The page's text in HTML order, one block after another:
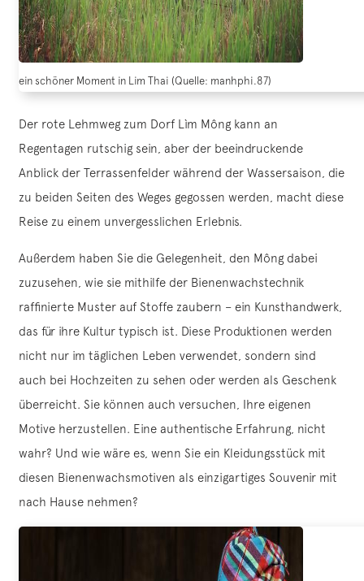
ein schöner Moment in Lim Thai (Quelle: manhphi.87)
Der rote Lehmweg zum Dorf Lìm Mông kann an
Regentagen rutschig sein, aber der beeindruckende
Anblick der Terrassenfelder während der Wassersaison, die
zu beiden Seiten des Weges gegossen werden, macht diese
Reise zu einem unvergesslichen Erlebnis.
Außerdem haben Sie die Gelegenheit, den Mông dabei
zuzusehen, wie sie mithilfe der Bienenwachstechnik
raffinierte Muster auf Stoffe zaubern – ein Kunsthandwerk,
das für ihre Kultur typisch ist. Diese Produktionen werden
nicht nur im täglichen Leben verwendet, sondern sind
auch bei Hochzeiten zu sehen oder werden als Geschenk
überreicht. Sie können auch versuchen, Ihre eigenen
Motive herzustellen. Eine authentische Erfahrung, nicht
wahr? Und wie wäre es, wenn Sie ein Kleidungsstück mit
diesen Bienenwachsmotiven als einzigartiges Souvenir mit
nach Hause nehmen?